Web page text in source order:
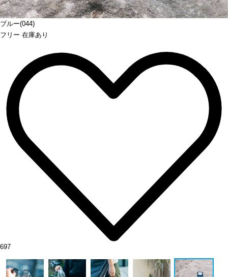
ブルー(044)
フリー 在庫あり
697